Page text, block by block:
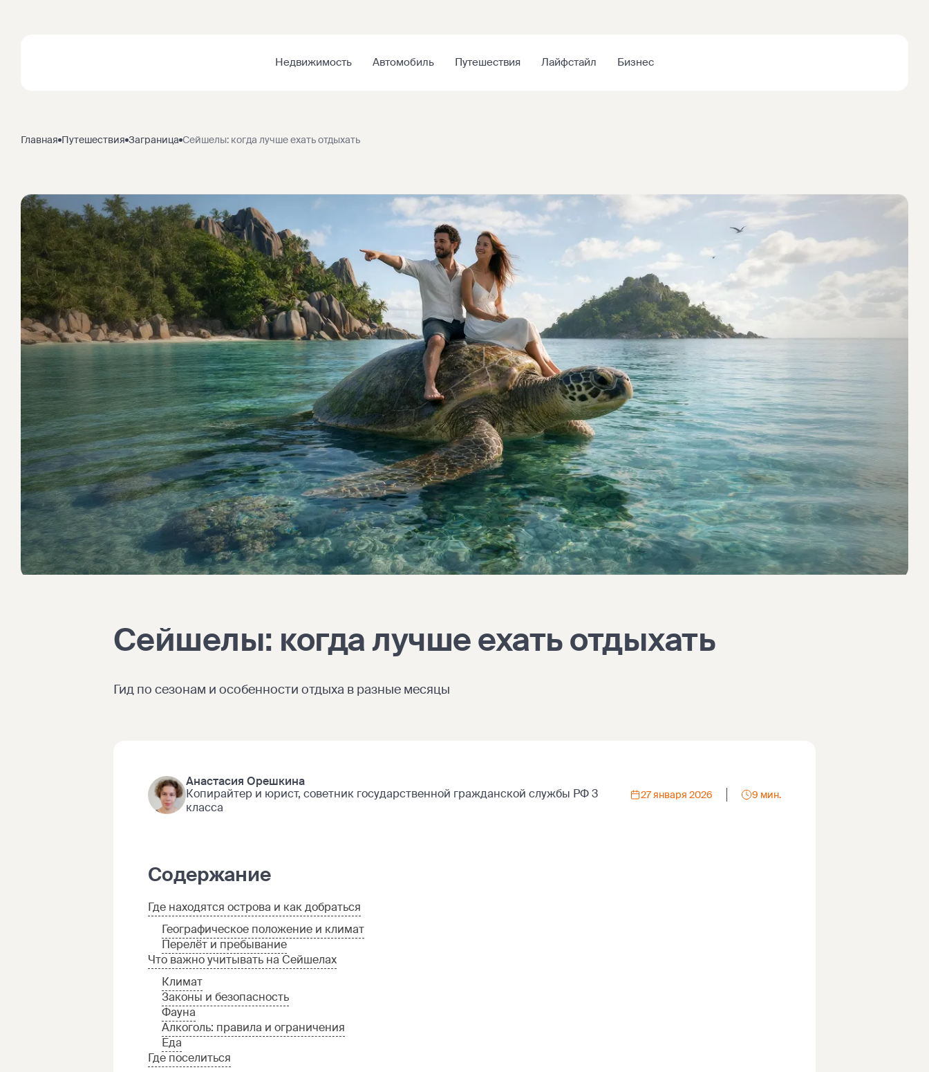
Недвижимость Автомобиль Путешествия Лайфстайл Бизнес
Главная Путешествия Заграница Сейшелы: когда лучше ехать отдыхать
Сейшелы: когда лучше ехать отдыхать
Гид по сезонам и особенности отдыха в разные месяцы
Анастасия Орешкина
Копирайтер и юрист, советник государственной гражданской службы РФ 3
класса
27 января 2026 9 мин.
Содержание
Где находятся острова и как добраться
Географическое положение и климат
Перелёт и пребывание
Что важно учитывать на Сейшелах
Климат
Законы и безопасность
Фауна
Алкоголь: правила и ограничения
Еда
Где поселиться